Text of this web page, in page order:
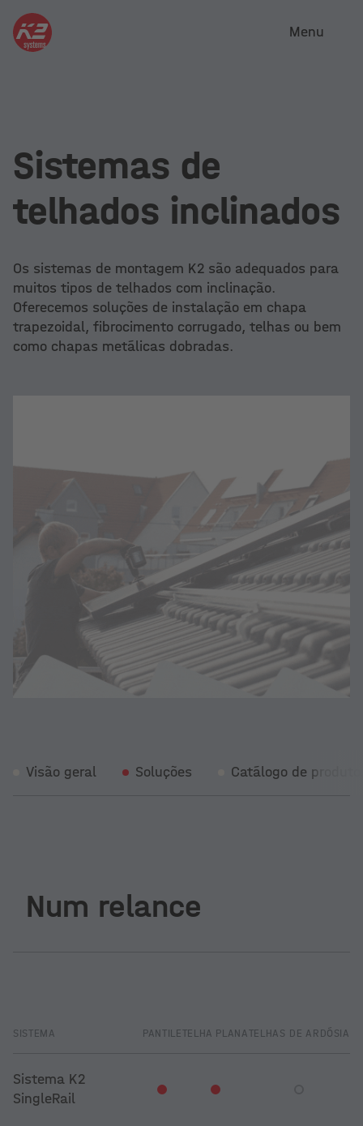
Menu
Sistemas de
telhados inclinados
Os sistemas de montagem K2 são adequados para
muitos tipos de telhados com inclinação.
Oferecemos soluções de instalação em chapa
trapezoidal, fibrocimento corrugado, telhas ou bem
como chapas metálicas dobradas.
Visão geral Soluções Catálogo de
Num relance
SISTEMA PANTILETELHA PLANATELHAS DE ARDÓSIA
Sistema K2
SingleRail